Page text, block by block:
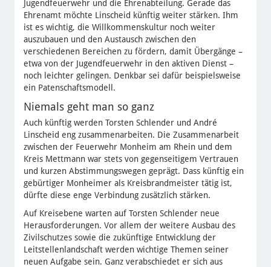
Jugendfeuerwehr und die Ehrenabteilung. Gerade das
Ehrenamt möchte Linscheid künftig weiter stärken. Ihm
ist es wichtig, die Willkommenskultur noch weiter
auszubauen und den Austausch zwischen den
verschiedenen Bereichen zu fördern, damit Übergänge –
etwa von der Jugendfeuerwehr in den aktiven Dienst –
noch leichter gelingen. Denkbar sei dafür beispielsweise
ein Patenschaftsmodell.
Niemals geht man so ganz
Auch künftig werden Torsten Schlender und André
Linscheid eng zusammenarbeiten. Die Zusammenarbeit
zwischen der Feuerwehr Monheim am Rhein und dem
Kreis Mettmann war stets von gegenseitigem Vertrauen
und kurzen Abstimmungswegen geprägt. Dass künftig ein
gebürtiger Monheimer als Kreisbrandmeister tätig ist,
dürfte diese enge Verbindung zusätzlich stärken.
Auf Kreisebene warten auf Torsten Schlender neue
Herausforderungen. Vor allem der weitere Ausbau des
Zivilschutzes sowie die zukünftige Entwicklung der
Leitstellenlandschaft werden wichtige Themen seiner
neuen Aufgabe sein. Ganz verabschiedet er sich aus